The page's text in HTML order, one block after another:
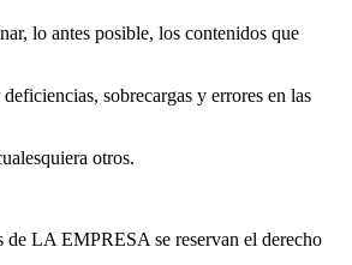
lo antes posible, los contenidos que
sobrecargas y errores en las
otros.
de LA EMPRESA se reservan el derecho